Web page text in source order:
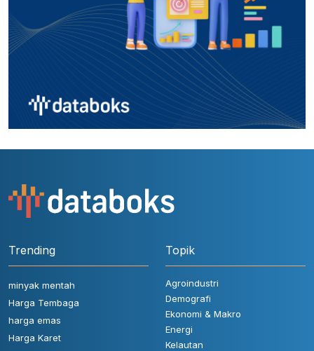
Trending
minyak mentah
Harga Tembaga
harga emas
Harga Karet
Topik
Agroindustri
Demografi
Ekonomi & Makro
Energi
Kelautan